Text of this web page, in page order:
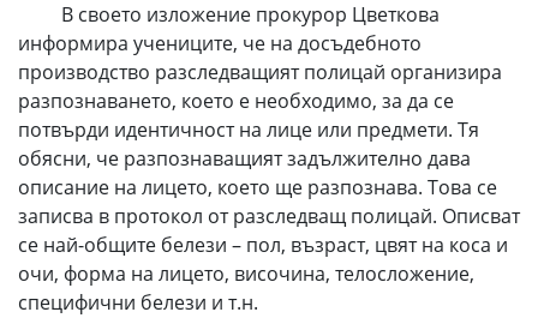
В своето изложение прокурор Цветкова
информира учениците, че на досъдебното
производство разследващият полицай организира
разпознаването, което е необходимо, за да се
потвърди идентичност на лице или предмети. Тя
обясни, че разпознаващият задължително дава
описание на лицето, което ще разпознава. Това се
записва в протокол от разследващ полицай. Описват
се най-общите белези – пол, възраст, цвят на коса и
очи, форма на лицето, височина, телосложение,
специфични белези и т.н.